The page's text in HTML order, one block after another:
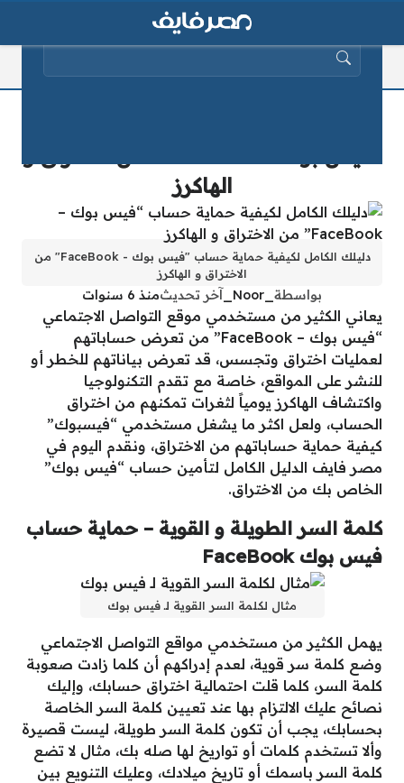
الهاكرز
دليلك الكامل لكيفية حماية حساب "فيس بوك - FaceBook" من
الاختراق و الهاكرز
بواسطة آخر تحديثمنذ 6 سنوات
يعاني الكثير من مستخدمي موقع التواصل الاجتماعي
“فيس بوك – FaceBook” من تعرض حساباتهم
لعمليات اختراق وتجسس، قد تعرض بياناتهم للخطر أو
للنشر على المواقع، خاصة مع تقدم التكنولوجيا
واكتشاف الهاكرز يومياً لثغرات تمكنهم من اختراق
الحساب، ولعل اكثر ما يشغل مستخدمي “فيسبوك”
كيفية حماية حساباتهم من الاختراق، ونقدم اليوم في
مصر فايف الدليل الكامل لتأمين حساب “فيس بوك”
الخاص بك من الاختراق.
كلمة السر الطويلة و القوية – حماية حساب
فيس بوك FaceBook
مثال لكلمة السر القوية لـ فيس بوك
يهمل الكثير من مستخدمي مواقع التواصل الاجتماعي
وضع كلمة سر قوية، لعدم إدراكهم أن كلما زادت صعوبة
كلمة السر، كلما قلت احتمالية اختراق حسابك، وإليك
نصائح عليك الالتزام بها عند تعيين كلمة السر الخاصة
بحسابك، يجب أن تكون كلمة السر طويلة، ليست قصيرة
وألا تستخدم كلمات أو تواريخ لها صله بك، مثال لا تضع
كلمة السر باسمك أو تاريخ ميلادك، وعليك التنويع بين
البحث عن: